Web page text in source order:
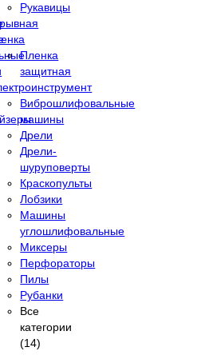
Рукавицы
Пленка
защитная
Виброшлифовальные
машины
Дрели
Дрели-
шуруповерты
Краскопульты
Лобзики
Машины
углошлифовальные
Миксеры
Перфораторы
Пилы
Рубанки
Все
категории
(14)